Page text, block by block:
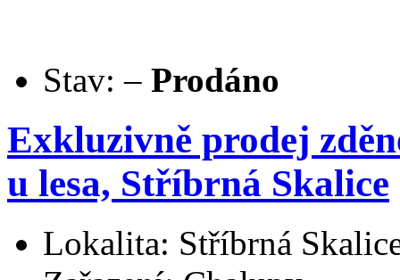
Stav: – Prodáno
Exkluzivně prodej
u lesa, Stříbrná Skalice
Lokalita: Stříbrná